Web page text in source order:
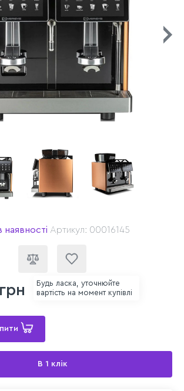
наявності Артикул: 00016145
Будь ласка, уточнюйте
вартість на момент купівлі
В 1 клік